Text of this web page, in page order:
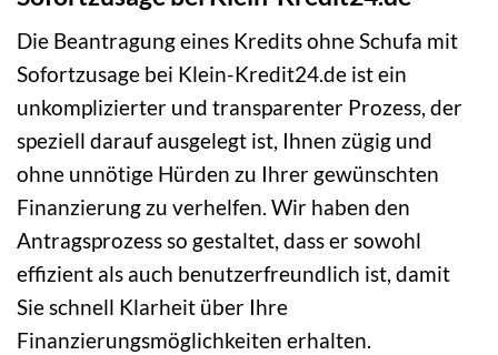
Die Beantragung eines Kredits ohne Schufa mit
Sofortzusage bei Klein-Kredit24.de ist ein
unkomplizierter und transparenter Prozess, der
speziell darauf ausgelegt ist, Ihnen zügig und
ohne unnötige Hürden zu Ihrer gewünschten
Finanzierung zu verhelfen. Wir haben den
Antragsprozess so gestaltet, dass er sowohl
effizient als auch benutzerfreundlich ist, damit
Sie schnell Klarheit über Ihre
Finanzierungsmöglichkeiten erhalten.